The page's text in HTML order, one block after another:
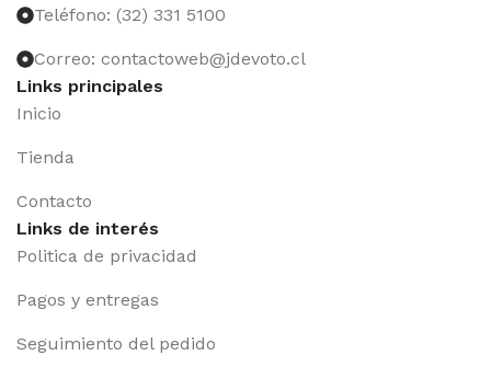
Teléfono: (32) 331 5100
Correo: contactoweb@jdevoto.cl
Links principales
Inicio
Tienda
Contacto
Links de interés
Politica de privacidad
Pagos y entregas
Seguimiento del pedido